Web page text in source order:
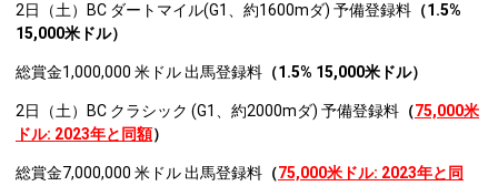
2日（土）BC ダートマイル(G1、約1600mダ) 予備登録料 （1.5%
15,000米ドル）
総賞金1,000,000 米ドル 出馬登録料 （1.5% 15,000米ドル）
2日（土）BC クラシック (G1、約2000mダ) 予備登録料 （75,000米
ドル: 2023年と同額）
総賞金7,000,000 米ドル 出馬登録料 （75,000米ドル: 2023年と同